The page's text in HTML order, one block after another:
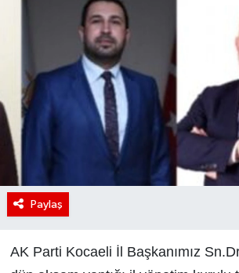
Paylaş
AK Parti Kocaeli İl Başkanımız